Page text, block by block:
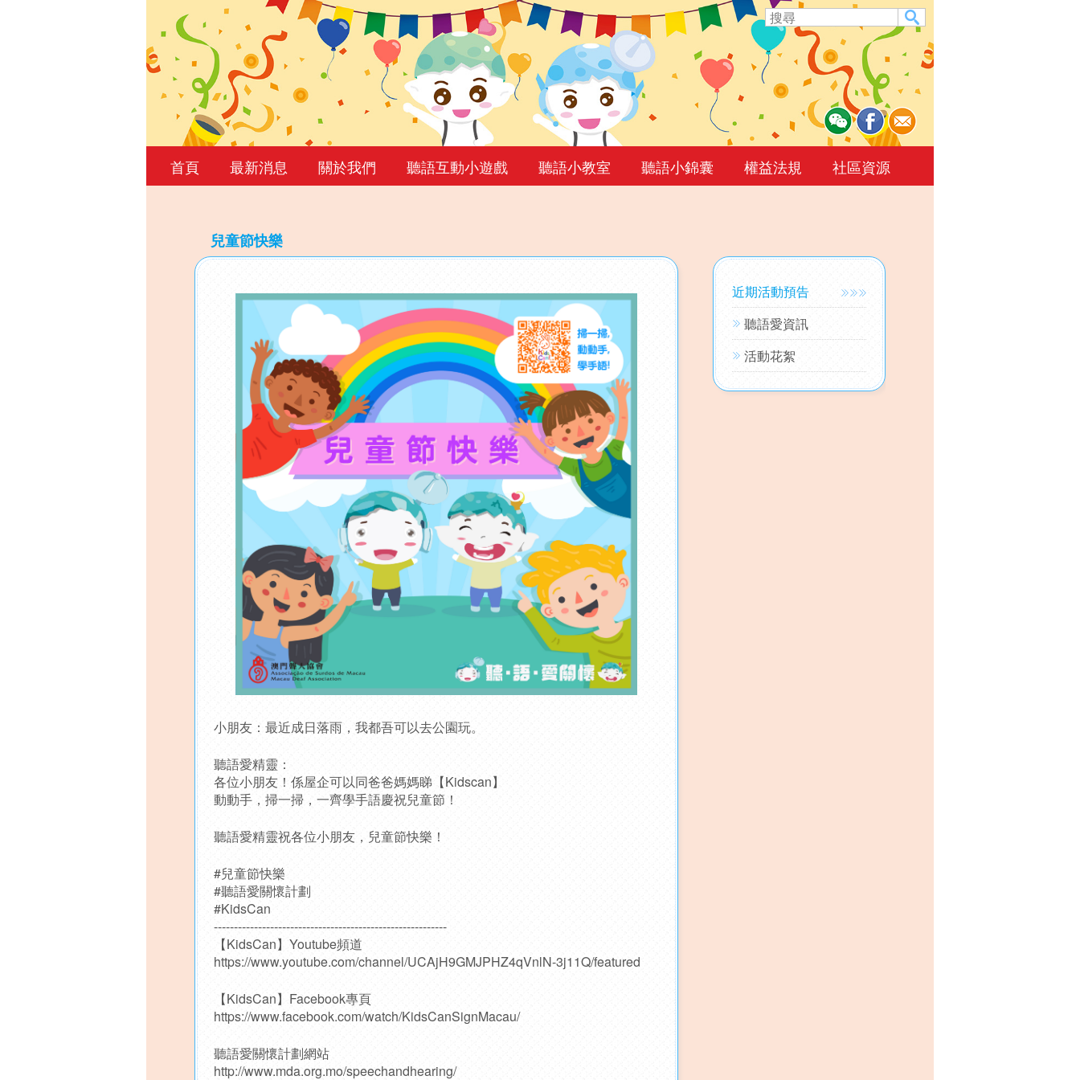
首頁 最新消息 關於我們 聽語互動小遊戲 聽語小教室 聽語小錦囊 權益法規 社區資源
兒童節快樂
小朋友：最近成日落雨，我都吾可以去公園玩。
聽語愛精靈：
各位小朋友！係屋企可以同爸爸媽媽睇【Kidscan】
動動手，掃一掃，一齊學手語慶祝兒童節！
聽語愛精靈祝各位小朋友，兒童節快樂！
#兒童節快樂
#聽語愛關懷計劃
#KidsCan
----------------------------------------------------------
【KidsCan】Youtube頻道
https://www.youtube.com/channel/UCAjH9GMJPHZ4qVnlN-3j11Q/featured
【KidsCan】Facebook專頁
https://www.facebook.com/watch/KidsCanSignMacau/
聽語愛關懷計劃網站
http://www.mda.org.mo/speechandhearing/
近期活動預告
聽語愛資訊
活動花絮